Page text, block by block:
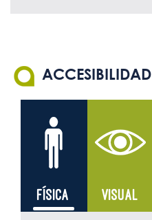
ACCESIBILIDAD
FÍSICA VISUAL